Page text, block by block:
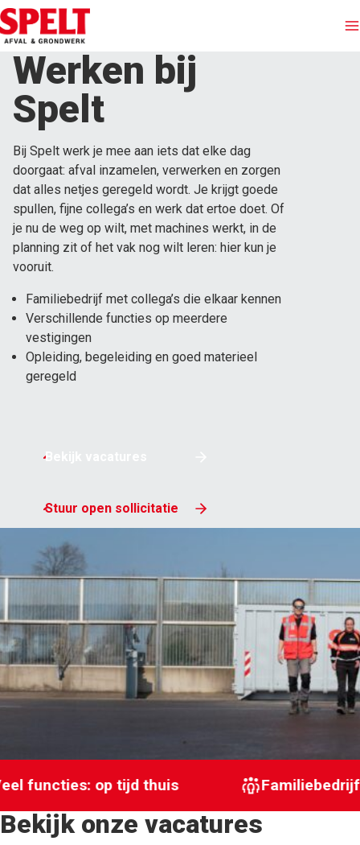
Afvalinzameling
Containers huren
Afvalstromen
Branches
Grondwerken
Over Spelt
Offerte
Vestigingen Nieuws
Werken bij
Spelt
Bij Spelt werk je mee aan iets dat elke dag
doorgaat: afval inzamelen, verwerken en zorgen
dat alles netjes geregeld wordt. Je krijgt goede
spullen, fijne collega’s en werk dat ertoe doet. Of
je nu de weg op wilt, met machines werkt, in de
planning zit of het vak nog wilt leren: hier kun je
vooruit.
Familiebedrijf met collega’s die elkaar kennen
Verschillende functies op meerdere
vestigingen
Opleiding, begeleiding en goed materieel
geregeld
Bekijk vacatures
Stuur open sollicitatie
Veel functies: op tijd thuis
Bekijk onze vacatures